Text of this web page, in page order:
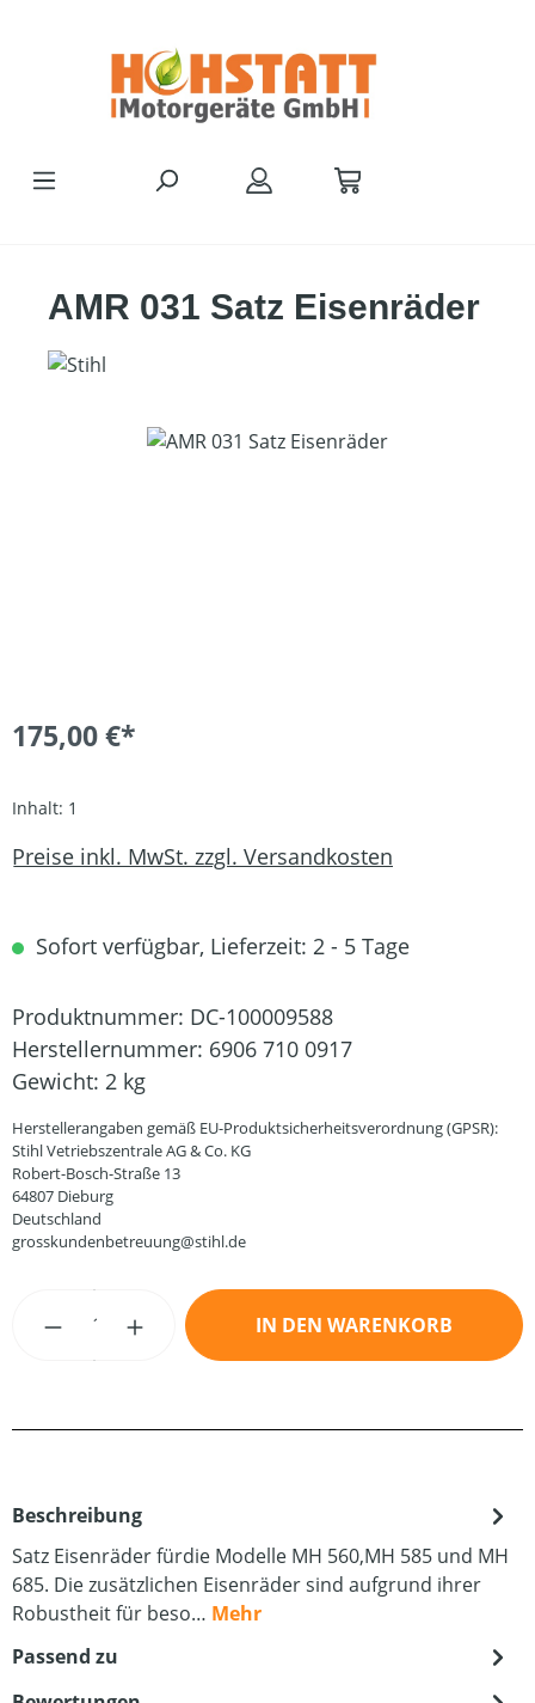
AMR 031 Satz Eisenräder
Bildergalerie überspringen
175,00 €*
Inhalt: 1
Preise inkl. MwSt. zzgl. Versandkosten
Sofort verfügbar, Lieferzeit: 2 - 5 Tage
Produktnummer: DC-100009588
Herstellernummer: 6906 710 0917
Gewicht: 2 kg
Herstellerangaben gemäß EU-Produktsicherheitsverordnung (GPSR):
Stihl Vetriebszentrale AG & Co. KG
Robert-Bosch-Straße 13
64807 Dieburg
Deutschland
grosskundenbetreuung@stihl.de
Produkt Anzahl: Gib den gewünschten
IN DEN WARENKORB
Beschreibung
Satz Eisenräder fürdie Modelle MH 560,MH 585 und MH
685. Die zusätzlichen Eisenräder sind aufgrund ihrer
Robustheit für beso… Mehr
Passend zu